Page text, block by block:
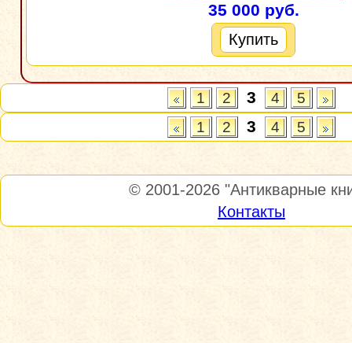
35 000 руб.
Купить
1 2 3 4 5
1 2 3 4 5
© 2001-2026 "Антикварные
Контакты